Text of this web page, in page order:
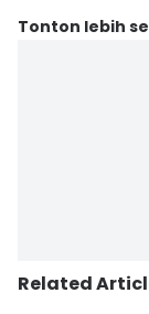
Editor
Tonton lebih
Related